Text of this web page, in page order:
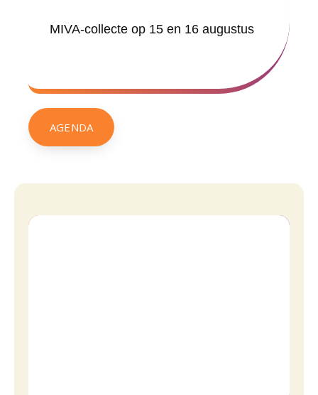
MIVA-collecte op 15 en 16 augustus
AGENDA